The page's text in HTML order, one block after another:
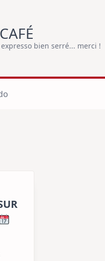
bien serré... merci !